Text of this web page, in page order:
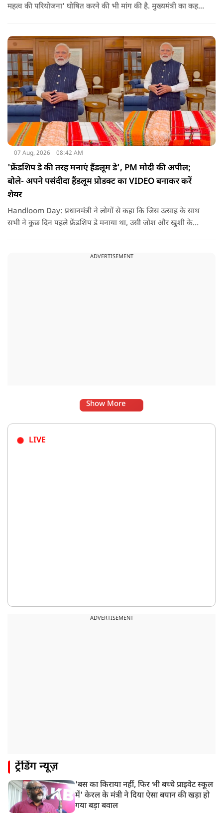
महत्व की परियोजना' घोषित करने की भी मांग की है. मुख्यमंत्री का कहना
की समस्या को काफी हद तक कम किया जा सकता है.
07 Aug, 2026 08:42 AM
'फ्रेंडशिप डे की तरह मनाएं हैंडलूम डे', PM मोदी की अपील;
बोले- अपने पसंदीदा हैंडलूम प्रोडक्ट का VIDEO बनाकर करें
शेयर
Handloom Day: प्रधानमंत्री ने लोगों से कहा कि जिस उत्साह के साथ
सभी ने कुछ दिन पहले फ्रेंडशिप डे मनाया था, उसी जोश और खुशी के
ADVERTISEMENT
Show More
LIVE
ADVERTISEMENT
ट्रेंडिंग न्यूज़
'बस का किराया नहीं, फिर भी बच्चे प्राइवेट स्कूल
में' केरल के मंत्री ने दिया ऐसा बयान की खड़ा हो
गया बड़ा बवाल